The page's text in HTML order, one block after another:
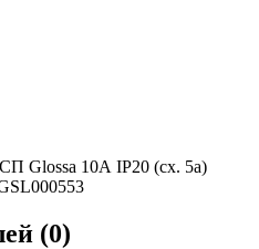
Glossa 10А IP20 (сх. 5а)
(0)